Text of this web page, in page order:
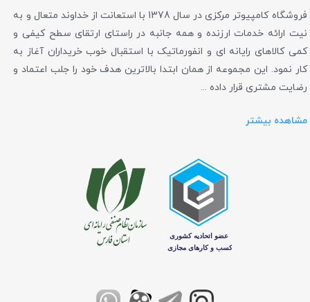
فروشگاه کامپیوتر مرکزی در سال 1378 با استعانت از خداوند متعال و به
نیت ارائه خدمات ارزنده و همه جانبه در راستای ارتقای سطح کیفی و
کمی کالاهای رایانه ای و انفورماتیک با استقبال خوب خریداران آغاز به
کار نمود. این مجموعه از همان ابتدا بالاترین هدف خود را جلب اعتماد و
رضایت مشتری قرار داده ...
مشاهده بیشتر